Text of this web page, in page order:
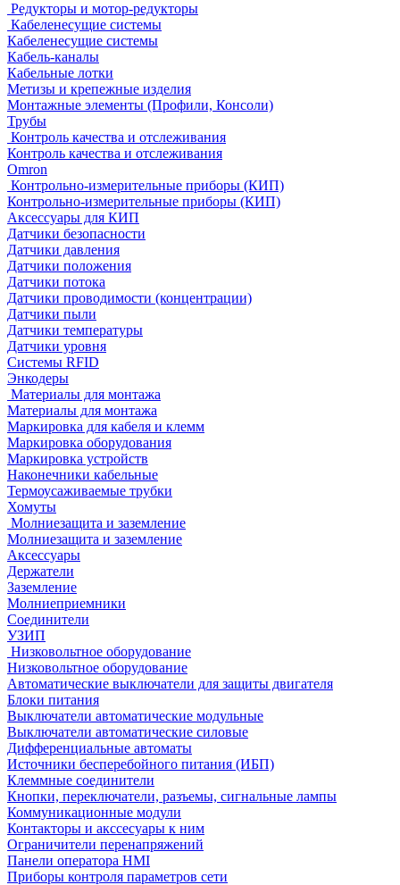
Редукторы и мотор-редукторы
Кабеленесущие системы
Кабеленесущие системы
Кабель-каналы
Кабельные лотки
Метизы и крепежные изделия
Монтажные элементы (Профили, Консоли)
Трубы
Контроль качества и отслеживания
Контроль качества и отслеживания
Omron
Контрольно-измерительные приборы (КИП)
Контрольно-измерительные приборы (КИП)
Аксессуары для КИП
Датчики безопасности
Датчики давления
Датчики положения
Датчики потока
Датчики проводимости (концентрации)
Датчики пыли
Датчики температуры
Датчики уровня
Системы RFID
Энкодеры
Материалы для монтажа
Материалы для монтажа
Маркировка для кабеля и клемм
Маркировка оборудования
Маркировка устройств
Наконечники кабельные
Термоусаживаемые трубки
Хомуты
Молниезащита и заземление
Молниезащита и заземление
Аксессуары
Держатели
Заземление
Молниеприемники
Соединители
УЗИП
Низковольтное оборудование
Низковольтное оборудование
Автоматические выключатели для защиты двигателя
Блоки питания
Выключатели автоматические модульные
Выключатели автоматические силовые
Дифференциальные автоматы
Источники бесперебойного питания (ИБП)
Клеммные соединители
Кнопки, переключатели, разъемы, сигнальные лампы
Коммуникационные модули
Контакторы и акссесуары к ним
Ограничители перенапряжений
Панели оператора HMI
Приборы контроля параметров сети